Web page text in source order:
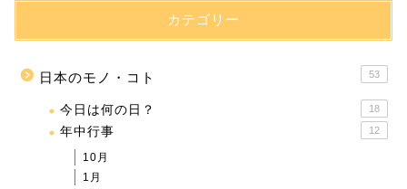
カテゴリー
日本のモノ・コト 53
今日は何の日？ 18
年中行事 12
10月
1月